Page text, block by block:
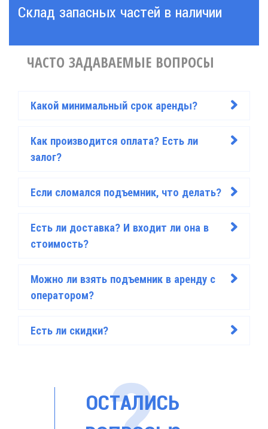
Склад запасных частей в наличии
ЧАСТО ЗАДАВАЕМЫЕ ВОПРОСЫ
Какой минимальный срок аренды? >
Как производится оплата? Есть ли
залог?
>
Если сломался подъемник, что делать? >
Есть ли доставка? И входит ли она в
стоимость?
>
Можно ли взять подъемник в аренду с
оператором?
>
Есть ли скидки? >
ОСТАЛИСЬ